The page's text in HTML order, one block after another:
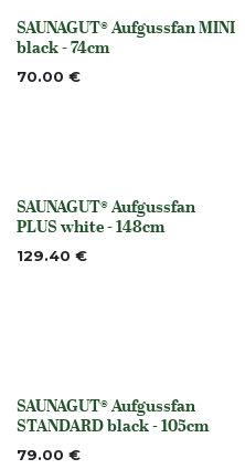
None
SAUNAGUT® Aufgussfan MINI
black - 74cm
70.00 €
None
SAUNAGUT® Aufgussfan
PLUS white - 148cm
129.40 €
None
SAUNAGUT® Aufgussfan
STANDARD black - 105cm
79.00 €